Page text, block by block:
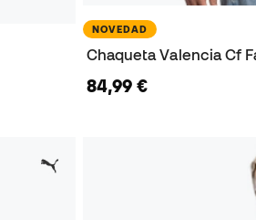
NOVEDAD
Chaqueta Valencia Cf
84,99 €